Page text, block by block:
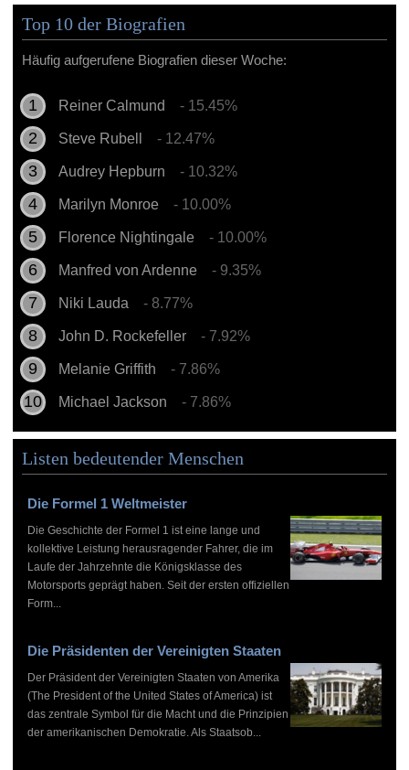
Top 10 der Biografien
Häufig aufgerufene Biografien dieser Woche:
Reiner Calmund - 15.45%
Steve Rubell - 12.47%
Audrey Hepburn - 10.32%
Marilyn Monroe - 10.00%
Florence Nightingale - 10.00%
Manfred von Ardenne - 9.35%
Niki Lauda - 8.77%
John D. Rockefeller - 7.92%
Melanie Griffith - 7.86%
Michael Jackson - 7.86%
Listen bedeutender Menschen
Die Formel 1 Weltmeister
Die Geschichte der Formel 1 ist eine lange und
kollektive Leistung herausragender Fahrer, die im
Laufe der Jahrzehnte die Königsklasse des
Motorsports geprägt haben. Seit der ersten offiziellen
Form...
Die Präsidenten der Vereinigten Staaten
Der Präsident der Vereinigten Staaten von Amerika
(The President of the United States of America) ist
das zentrale Symbol für die Macht und die Prinzipien
der amerikanischen Demokratie. Als Staatsob...